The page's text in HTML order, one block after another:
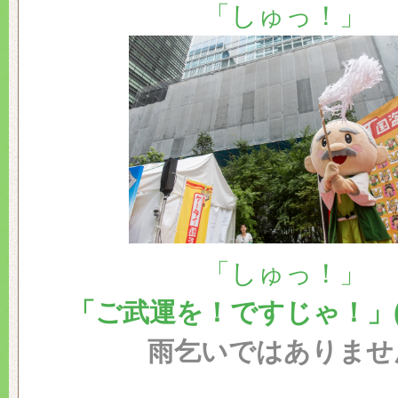
「しゅっ！」
「しゅっ！」
「ご武運を！ですじゃ！
雨乞いではありま